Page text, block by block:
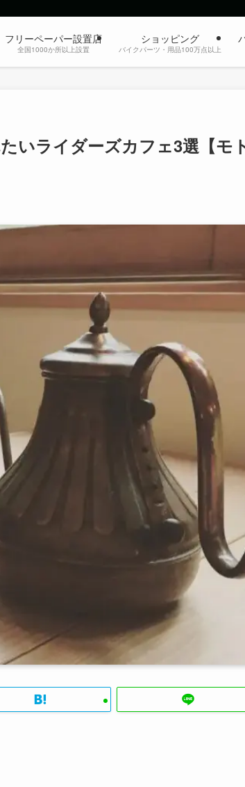
フリーペーパー設置店
全国1000か所以上設置
ショッピング
バイクパーツ・用品100万点以上
いライダーズカフェ3選【モ